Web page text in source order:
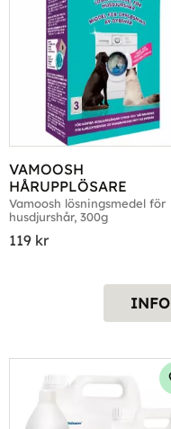
VAMOOSH
HÅRUPPLÖSARE
Vamoosh lösningsmedel för
husdjurshår, 300g
119 kr
INFO